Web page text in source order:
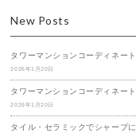
New Posts
タワーマンションコーディネート
2026年1月20日
タワーマンションコーディネート
2026年1月20日
タイル・セラミックでシャープ